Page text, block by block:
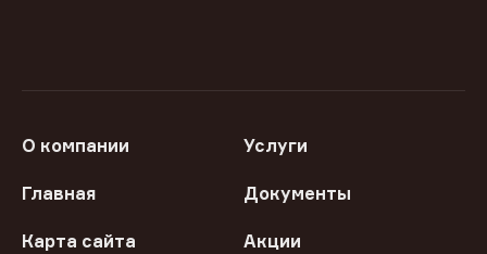
О компании Услуги
Главная Документы
Карта сайта Акции